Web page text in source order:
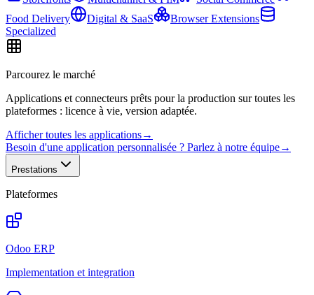
Food Delivery
Digital & SaaS
Browser Extensions
Specialized
Parcourez le marché
Applications et connecteurs prêts pour la production sur toutes les
plateformes : licence à vie, version adaptée.
Afficher toutes les applications→
Besoin d'une application personnalisée ? Parlez à notre équipe→
Prestations
Plateformes
Odoo ERP
Implementation et integration